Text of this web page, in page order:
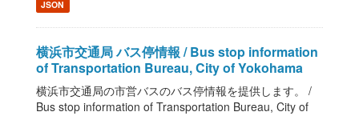
JSON
横浜市交通局 バス停情報 / Bus stop information
of Transportation Bureau, City of Yokohama
横浜市交通局の市営バスのバス停情報を提供します。 /
Bus stop information of Transportation Bureau, City of